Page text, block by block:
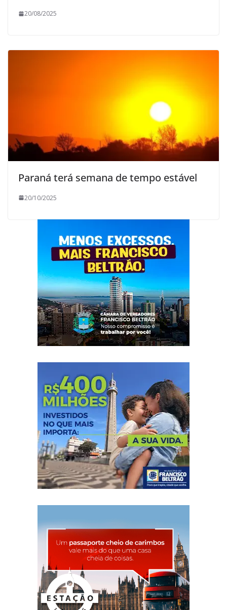
20/08/2025
Paraná terá semana de tempo estável
20/10/2025